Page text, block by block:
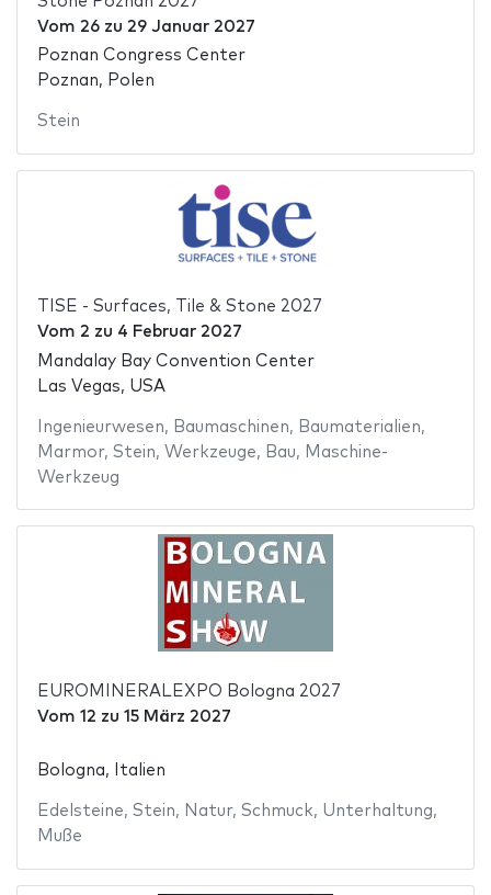
Vom 26zu 29 Januar 2027
Poznan Congress Center
Poznan, Polen
Stein
TISE - Surfaces, Tile & Stone 2027
Vom 2 zu 4 Februar 2027
Mandalay Bay Convention Center
Las Vegas, USA
Ingenieurwesen, Baumaschinen, Baumaterialien,
Marmor, Stein, Werkzeuge, Bau, Maschine-
Werkzeug
EUROMINERALEXPO Bologna 2027
Vom 12 zu 15 März 2027
Bologna, Italien
Edelsteine, Stein, Natur, Schmuck, Unterhaltung,
Muße